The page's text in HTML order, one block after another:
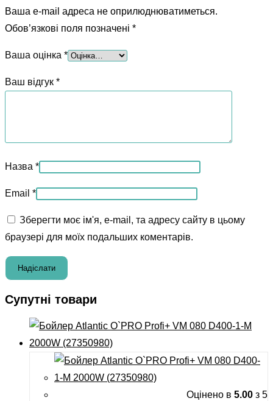
Ваша e-mail адреса не оприлюднюватиметься.
Обов’язкові поля позначені *
Ваша оцінка *
Ваш відгук *
Назва *
Email *
Зберегти моє ім'я, e-mail, та адресу сайту в цьому
браузері для моїх подальших коментарів.
Супутні товари
Оцінено в 5.00 з 5